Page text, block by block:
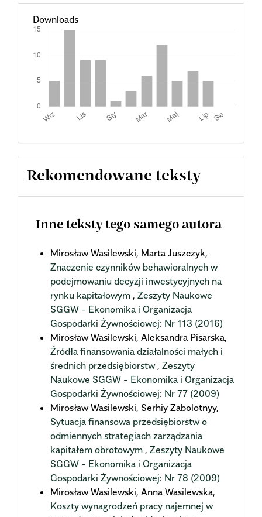
Downloads
Rekomendowane teksty
Inne teksty tego samego autora
Mirosław Wasilewski, Marta Juszczyk,
Znaczenie czynników behawioralnych w
podejmowaniu decyzji inwestycyjnych na
rynku kapitałowym , Zeszyty Naukowe
SGGW - Ekonomika i Organizacja
Gospodarki Żywnościowej: Nr 113 (2016)
Mirosław Wasilewski, Aleksandra Pisarska,
Źródła finansowania działalności małych i
średnich przedsiębiorstw, Zeszyty
Naukowe SGGW - Ekonomika i Organizacja
Gospodarki Żywnościowej: Nr 77 (2009)
Mirosław Wasilewski, Serhiy Zabolotnyy,
Sytuacja finansowa przedsiębiorstw o
odmiennych strategiach zarządzania
kapitałem obrotowym , Zeszyty Naukowe
SGGW - Ekonomika i Organizacja
Gospodarki Żywnościowej: Nr 78 (2009)
Mirosław Wasilewski, Anna Wasilewska,
Koszty wynagrodzeń pracy najemnej w